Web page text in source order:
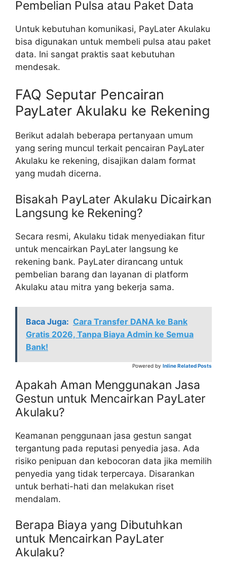
Pembelian Pulsa atau Paket Data
Untuk kebutuhan komunikasi, PayLater Akulaku
bisa digunakan untuk membeli pulsa atau paket
data. Ini sangat praktis saat kebutuhan
mendesak.
FAQ Seputar Pencairan
PayLater Akulaku ke Rekening
Berikut adalah beberapa pertanyaan umum
yang sering muncul terkait pencairan PayLater
Akulaku ke rekening, disajikan dalam format
yang mudah dicerna.
Bisakah PayLater Akulaku Dicairkan
Langsung ke Rekening?
Secara resmi, Akulaku tidak menyediakan fitur
untuk mencairkan PayLater langsung ke
rekening bank. PayLater dirancang untuk
pembelian barang dan layanan di platform
Akulaku atau mitra yang bekerja sama.
Baca Juga: Cara Transfer DANA ke Bank
Gratis 2026, Tanpa Biaya Admin ke Semua
Bank!
Powered by Inline Related Posts
Apakah Aman Menggunakan Jasa
Gestun untuk Mencairkan PayLater
Akulaku?
Keamanan penggunaan jasa gestun sangat
tergantung pada reputasi penyedia jasa. Ada
risiko penipuan dan kebocoran data jika memilih
penyedia yang tidak terpercaya. Disarankan
untuk berhati-hati dan melakukan riset
mendalam.
Berapa Biaya yang Dibutuhkan
untuk Mencairkan PayLater
Akulaku?